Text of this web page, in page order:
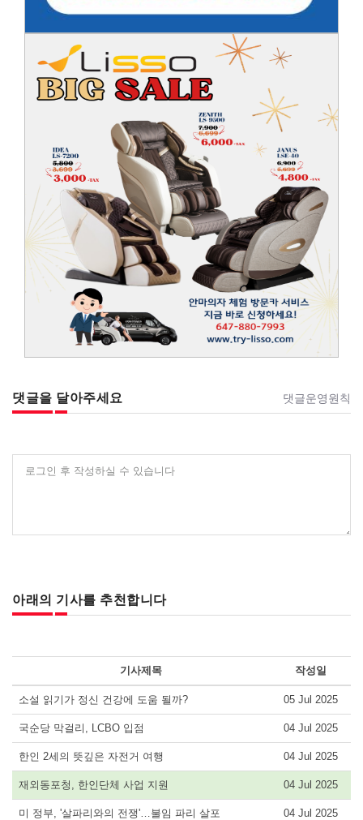
댓글을 달아주세요 댓글운영원칙
로그인 후 작성하실 수 있습니다
아래의 기사를 추천합니다
기사제목 작성일
소설 읽기가 정신 건강에 도움 될까? 05 Jul 2025
국순당 막걸리, LCBO 입점 04 Jul 2025
한인 2세의 뜻깊은 자전거 여행 04 Jul 2025
재외동포청, 한인단체 사업 지원 04 Jul 2025
미 정부, '살파리와의 전쟁'…불임 파리 살포 04 Jul 2025